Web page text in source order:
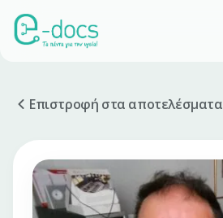
Επιστροφή στα αποτελέσματα